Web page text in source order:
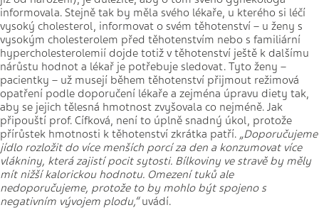
informovala. Stejně tak by měla svého lékaře, u kterého si léčí
vysoký cholesterol, informovat o svém těhotenství – u ženy s
vysokým cholesterolem před těhotenstvím nebo s familiární
hypercholesterolemií dojde totiž v těhotenství ještě k dalšímu
nárůstu hodnot a lékař je potřebuje sledovat. Tyto ženy –
pacientky – už musejí během těhotenství přijmout režimová
opatření podle doporučení lékaře a zejména úpravu diety tak,
aby se jejich tělesná hmotnost zvyšovala co nejméně. Jak
připouští prof. Cífková, není to úplně snadný úkol, protože
přírůstek hmotnosti k těhotenství zkrátka patří. „Doporučujeme
jídlo rozložit do více menších porcí za den a konzumovat více
vlákniny, která zajistí pocit sytosti. Bílkoviny ve stravě by měly
mít nižší kalorickou hodnotu. Omezení tuků ale
nedoporučujeme, protože to by mohlo být spojeno s
negativním vývojem plodu,“uvádí.